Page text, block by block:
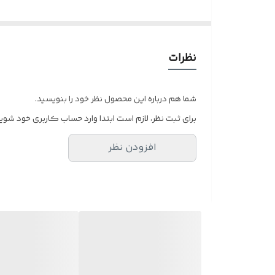
نظرات
شما هم درباره این محصول نظر خود را بنویسید.
برای ثبت نظر، لازم است ابتدا وارد حساب کاربری خود
افزودن نظر